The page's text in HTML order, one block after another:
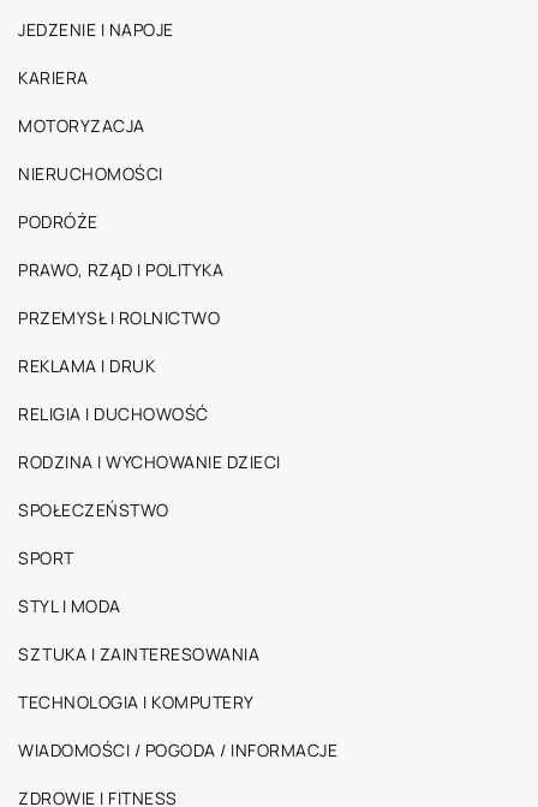
JEDZENIE I NAPOJE
KARIERA
MOTORYZACJA
NIERUCHOMOŚCI
PODRÓŻE
PRAWO, RZĄD I POLITYKA
PRZEMYSŁ I ROLNICTWO
REKLAMA I DRUK
RELIGIA I DUCHOWOŚĆ
RODZINA I WYCHOWANIE DZIECI
SPOŁECZEŃSTWO
SPORT
STYL I MODA
SZTUKA I ZAINTERESOWANIA
TECHNOLOGIA I KOMPUTERY
WIADOMOŚCI / POGODA / INFORMACJE
ZDROWIE I FITNESS